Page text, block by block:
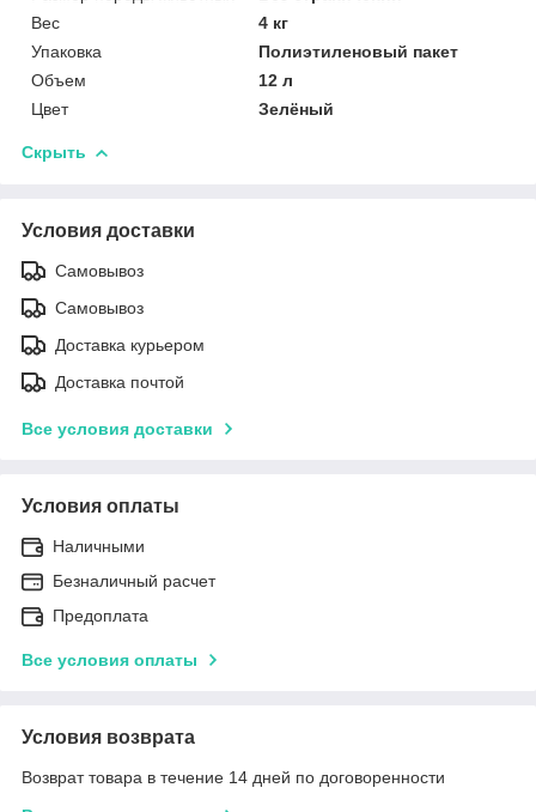
Вес
4 кг
Упаковка
Полиэтиленовый пакет
Объем
12 л
Цвет
Зелёный
Скрыть
Условия доставки
Самовывоз
Самовывоз
Доставка курьером
Доставка почтой
Все условия доставки
Условия оплаты
Наличными
Безналичный расчет
Предоплата
Все условия оплаты
Условия возврата
Возврат товара в течение 14 дней по договоренности